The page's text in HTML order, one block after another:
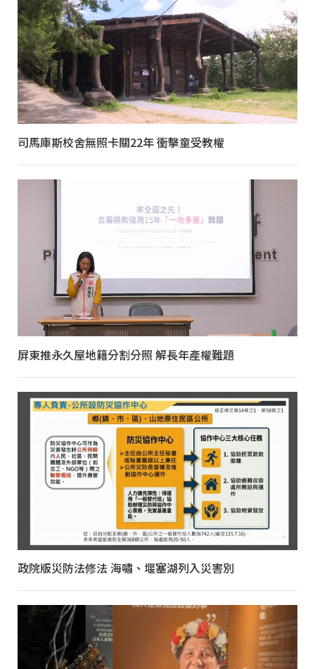
司馬庫斯校舍無照卡關22年 衝擊童受教權
屏東推永久屋地籍分割分照 解長年產權難題
政院版災防法修法 海嘯、堰塞湖列入災害別